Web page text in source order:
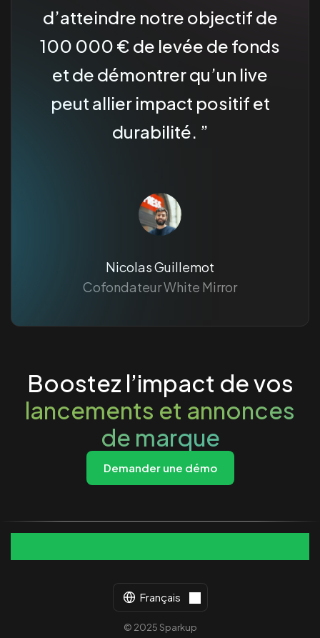
d’atteindre notre objectif de
100 000 € de levée de fonds
et de démontrer qu’un live
peut allier impact positif et
durabilité.
Nicolas Guillemot
Cofondateur White Mirror
Boostez l’impact de vos
lancements et annonces
de marque
Demander une démo
Français
© 2025 Sparkup